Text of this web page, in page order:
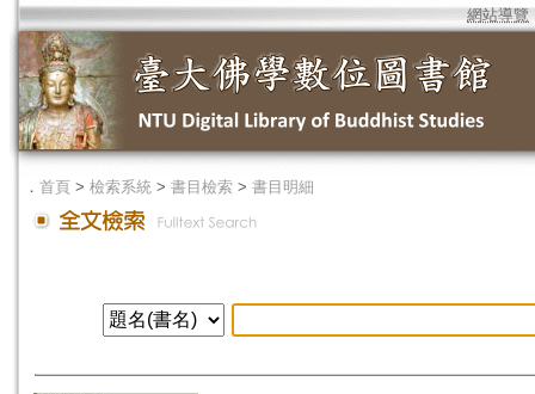
網站導覽
． 首頁 > 檢索系統 > 書目檢索 > 書目明細